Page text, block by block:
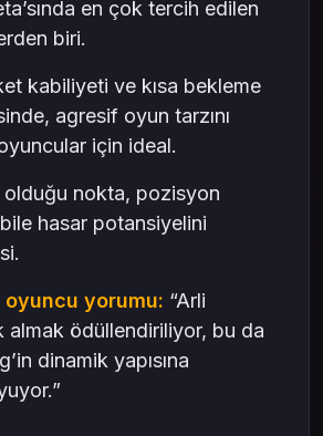
en çok tercih edilen
biri.
kabiliyeti ve kısa bekleme
agresif oyun tarzını
için ideal.
olduğu nokta, pozisyon
hasar potansiyelini
yorumu: “Arli
almak ödüllendiriliyor, bu da
dinamik yapısına